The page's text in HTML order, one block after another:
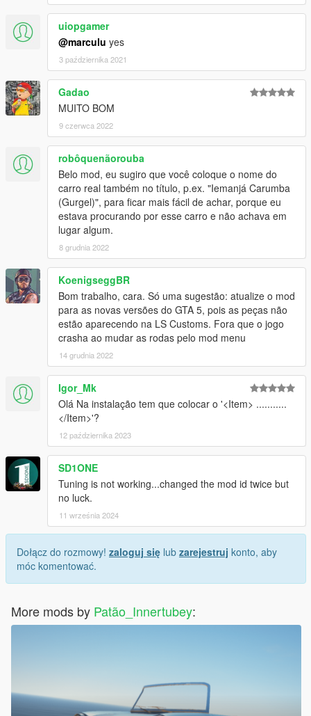
uiopgamer
@marculu yes
3 października 2021
Gadao
MUITO BOM
9 czerwca 2022
robôquenãorouba
Belo mod, eu sugiro que você coloque o nome do
carro real também no título, p.ex. "Iemanjá Carumba
(Gurgel)", para ficar mais fácil de achar, porque eu
estava procurando por esse carro e não achava em
lugar algum.
8 grudnia 2022
KoenigseggBR
Bom trabalho, cara. Só uma sugestão: atualize o mod
para as novas versões do GTA 5, pois as peças não
estão aparecendo na LS Customs. Fora que o jogo
crasha ao mudar as rodas pelo mod menu
14 grudnia 2022
Igor_Mk
Olá Na instalação tem que colocar o '<Item> ...........
</Item>'?
12 października 2023
SD1ONE
Tuning is not working...changed the mod id twice but
no luck.
11 września 2024
Dołącz do rozmowy! zaloguj się lub zarejestruj konto, aby
móc komentować.
More mods by Patão_Innertubey: